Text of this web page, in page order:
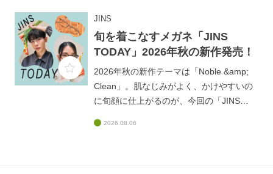
ンペーンとの併用はできません。・対象商
品は店舗・オンラインショップで異なる場
合がございます。・本キャンペーンは予告
なく変更・終了させていただく場合がござ
います。
こちら
https://www.jins.com/jp/topics_detail.html?
info_id=1229
JINS
旬を着こなすメガネ「JINS
TODAY」2026年秋の新作発売！
2026年秋の新作テーマは「Noble &amp;
Clean」。肌なじみがよく、かけやすいの
に旬顔に仕上がるのが、今回の「JINS
2026.08.06